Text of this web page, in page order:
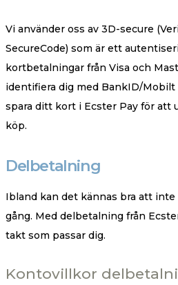
Vi använder oss av 3D-secure
SecureCode) som är ett
kortbetalningar från Visa och
identifiera dig med BankID/
spara ditt kort i Ecster Pay för att
köp.
Delbetalning
Ibland kan det kännas bra att
gång. Med delbetalning från
takt som passar dig.
Kontovillkor